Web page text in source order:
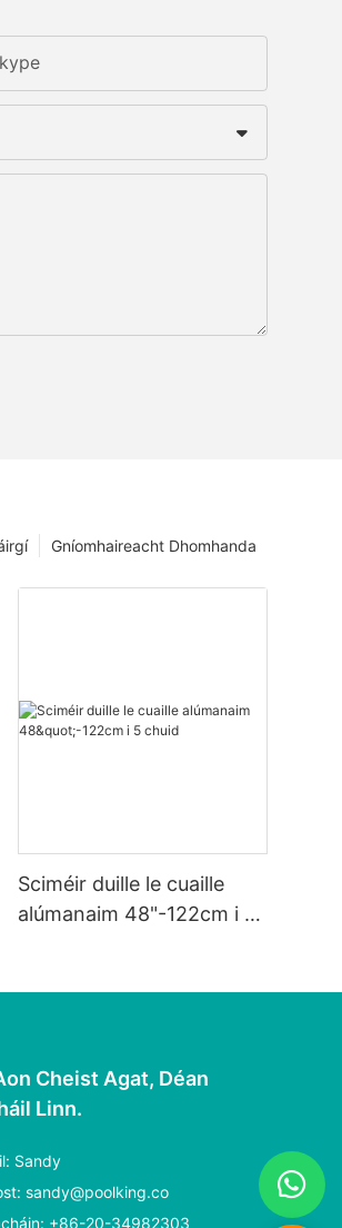
Gníomhaireacht Dhomhanda
Sciméir duille le cuaille
alúmanaim 48"-122cm i 5
Cheist Agat, Déan
Linn.
Sandy
sandy@poolking.co
+86-20-34982303